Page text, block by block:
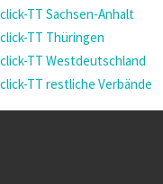
click-TT Sachsen-Anhalt
click-TT Thüringen
click-TT Westdeutschland
click-TT restliche Verbände